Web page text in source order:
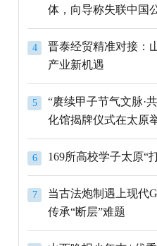
体，向导称失联中国
员：已定位到3个追踪
4
晋泰经贸精准对接：
产业新机遇
5
“赓续甲子节气文脉·
化馆揭牌仪式在太原
6 169所高校学子太原“
7
当古法炮制遇上现代
传承“断层”难题